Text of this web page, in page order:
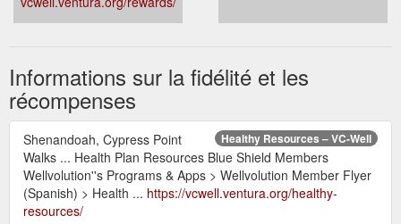
Informations sur la fidélité et les
récompenses
Healthy Resources – VC-Well
Shenandoah, Cypress Point
Walks ... Health Plan Resources Blue Shield Members
Wellvolution''s Programs & Apps > Wellvolution Member Flyer
(Spanish) > Health ... https://vcwell.ventura.org/healthy-
resources/